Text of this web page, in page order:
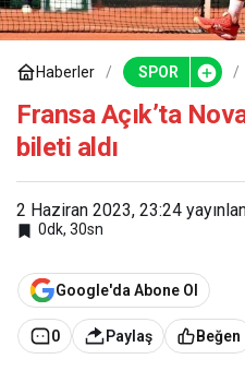
Haberler SPOR
Fransa Açık’ta
bileti aldı
2 Haziran 2023, 23:24
0dk, 30sn
Google'da Abone Ol
0 Paylaş Beğen